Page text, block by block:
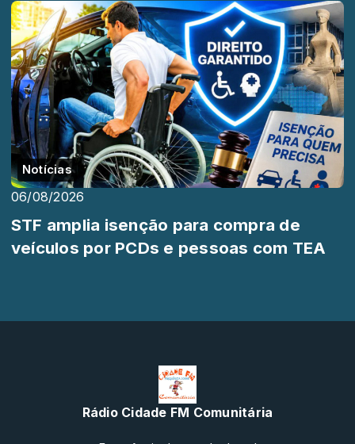
Notícias
06/08/2026
STF amplia isenção para compra de
veículos por PCDs e pessoas com TEA
Rádio Cidade FM Comunitária